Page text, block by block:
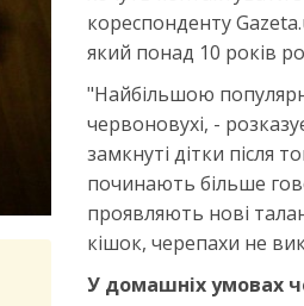
кореспонденту
який понад 10 років
"Найбільшою
червоновухі, -
замкнуті дітки після
починають більше
проявляють нові
кішок, черепахи не
У домашніх умовах